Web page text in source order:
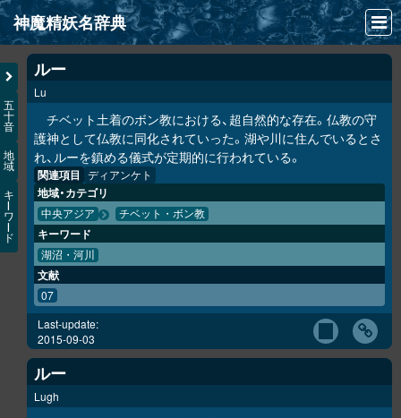
神魔精妖名辞典
NEWS
INFO
文献
検索
凖項目
画像資料便覧
LINK
五
十
音
地
域
キ
ワ
ド
ルー
Lu
チベット土着のボン教における、超自然的な存在。仏教の守
護神として仏教に同化されていった。湖や川に住んでいるとさ
れ、ルーを鎮める儀式が定期的に行われている。
関連項目 ディアンケト
地域・カテゴリ
中央アジア チベット・ボン教
キーワード
湖沼・河川
文献
07
Last-update:
2015-09-03
ルー
Lugh